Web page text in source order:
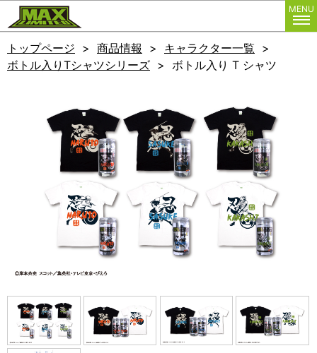
MENU
株式会社マックスリミテッド
トップページ 商品情報
キャラクター一覧
ボトル入りTシャツシリーズ
ボトル入り T シャツ